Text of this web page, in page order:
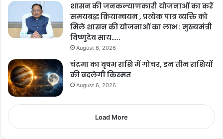
शासन की जनकल्याणकारी योजनाओं का करें
समयबद्ध क्रियान्वयन , प्रत्येक पात्र व्यक्ति को
मिले शासन की योजनाओं का लाभ : मुख्यमंत्री
विष्णुदेव साय…..
August 6, 2026
चंद्रमा का वृषभ राशि में गोचर, इन तीन राशियों
की बदलेगी किस्मत
August 6, 2026
Load More